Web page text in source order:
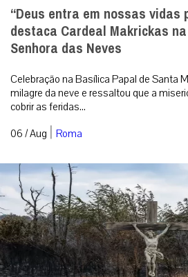
“Deus entra em nossas vidas
destaca Cardeal Makrickas
Senhora das Neves
Celebração na Basílica Papal de Santa
milagre da neve e ressaltou que a
cobrir as feridas...
06 / Aug | Roma